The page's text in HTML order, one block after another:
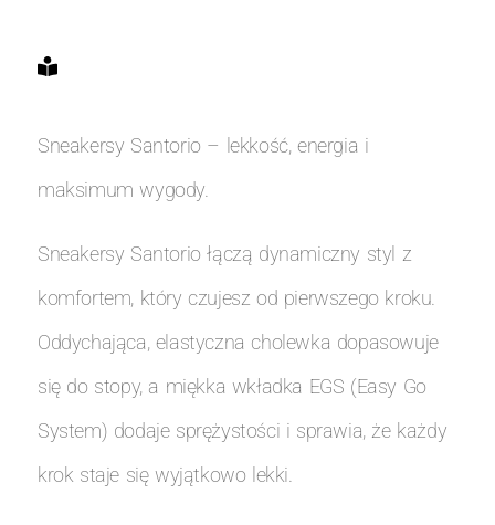
Sneakersy Santorio – lekkość, energia i
maksimum wygody.
Sneakersy Santorio łączą dynamiczny styl z
komfortem, który czujesz od pierwszego kroku.
Oddychająca, elastyczna cholewka dopasowuje
się do stopy, a miękka wkładka EGS (Easy Go
System) dodaje sprężystości i sprawia, że każdy
krok staje się wyjątkowo lekki.